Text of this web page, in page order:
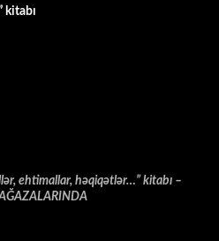
kitabı
ehtimallar, həqiqətlər…” kitabı –